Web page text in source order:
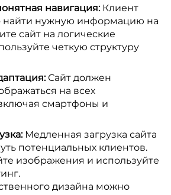
навигация:Клиент
найти нужную информацию на
сайт на логические
четкую структуру
Сайт должен
на всех
смартфоны и
Медленная загрузка сайта
потенциальных клиентов.
изображения и используйте
дизайна можно